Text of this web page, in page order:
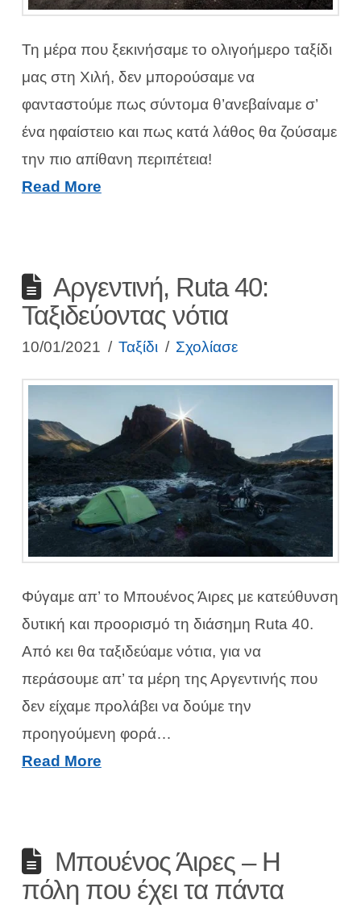
Τη μέρα που ξεκινήσαμε το ολιγοήμερο ταξίδι
μας στη Χιλή, δεν μπορούσαμε να
φανταστούμε πως σύντομα θ’ανεβαίναμε σ’
ένα ηφαίστειο και πως κατά λάθος θα ζούσαμε
την πιο απίθανη περιπέτεια!
Read More
Αργεντινή, Ruta 40:
Ταξιδεύοντας νότια
10/01/2021 Ταξίδι Σχολίασε
Φύγαμε απ’ το Μπουένος Άιρες με κατεύθυνση
δυτική και προορισμό τη διάσημη Ruta 40.
Από κει θα ταξιδεύαμε νότια, για να
περάσουμε απ’ τα μέρη της Αργεντινής που
δεν είχαμε προλάβει να δούμε την
προηγούμενη φορά…
Read More
Μπουένος Άιρες – Η
πόλη που έχει τα πάντα